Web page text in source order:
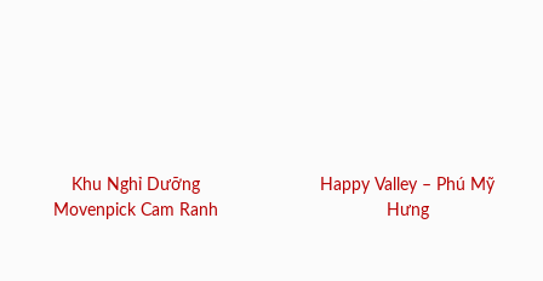
Khu Nghỉ Dưỡng
Movenpick Cam Ranh
Happy Valley – Phú Mỹ
Hưng